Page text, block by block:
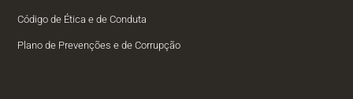
Código de Ética e de Conduta
Plano de Prevenções e de Corrupção